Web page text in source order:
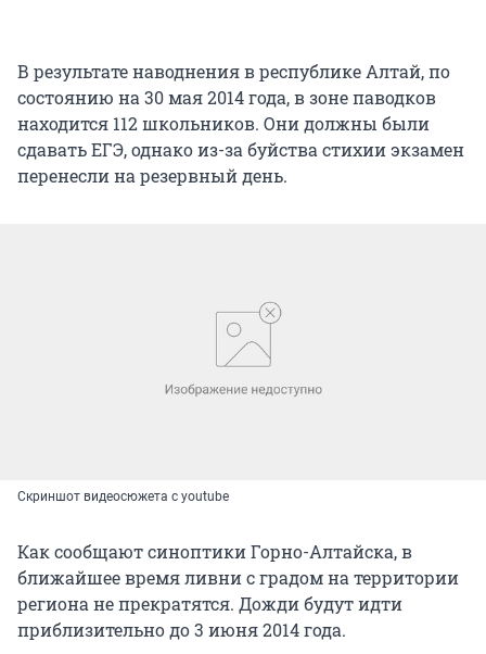
В результате наводнения в республике Алтай, по
состоянию на 30 мая 2014 года, в зоне паводков
находится 112 школьников. Они должны были
сдавать ЕГЭ, однако из-за буйства стихии экзамен
перенесли на резервный день.
Скриншот видеосюжета с youtube
Как сообщают синоптики Горно-Алтайска, в
ближайшее время ливни с градом на территории
региона не прекратятся. Дожди будут идти
приблизительно до 3 июня 2014 года.